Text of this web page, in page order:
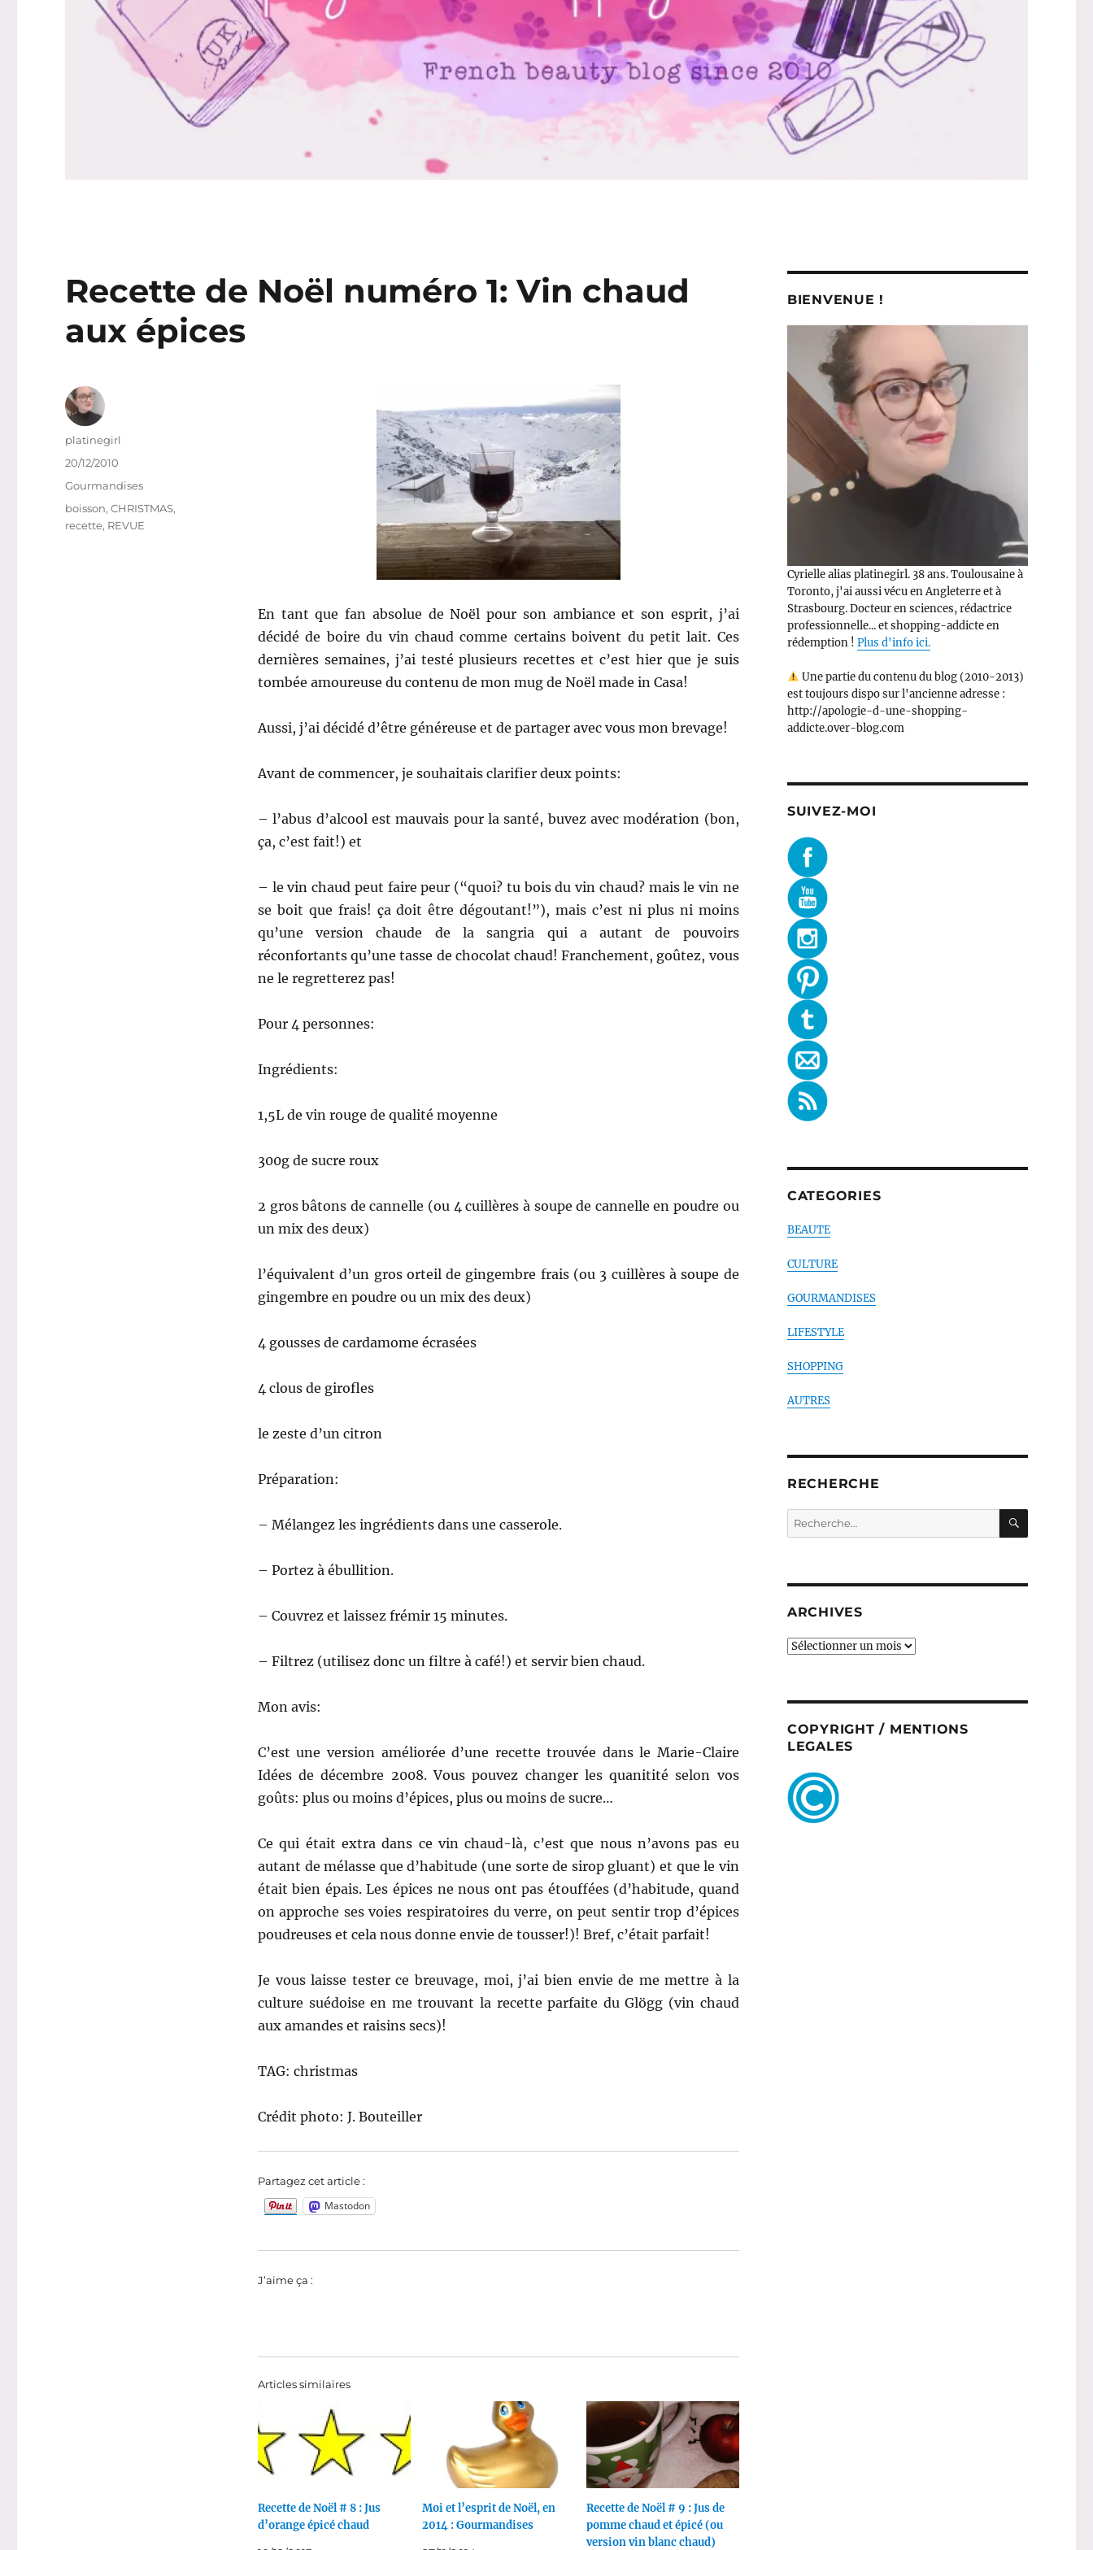
Recette de Noël numéro 1: Vin chaud
aux épices
En tant que fan absolue de Noël pour son ambiance et son esprit, j’ai
décidé de boire du vin chaud comme certains boivent du petit lait. Ces
dernières semaines, j’ai testé plusieurs recettes et c’est hier que je suis
tombée amoureuse du contenu de mon mug de Noël made in Casa!
Aussi, j’ai décidé d’être généreuse et de partager avec vous mon brevage!
Avant de commencer, je souhaitais clarifier deux points:
– l’abus d’alcool est mauvais pour la santé, buvez avec modération (bon,
ça, c’est fait!) et
– le vin chaud peut faire peur (“quoi? tu bois du vin chaud? mais le vin ne
se boit que frais! ça doit être dégoutant!”), mais c’est ni plus ni moins
qu’une version chaude de la sangria qui a autant de pouvoirs
réconfortants qu’une tasse de chocolat chaud! Franchement, goûtez, vous
ne le regretterez pas!
Pour 4 personnes:
Ingrédients:
1,5L de vin rouge de qualité moyenne
300g de sucre roux
2 gros bâtons de cannelle (ou 4 cuillères à soupe de cannelle en poudre ou
un mix des deux)
l’équivalent d’un gros orteil de gingembre frais (ou 3 cuillères à soupe de
gingembre en poudre ou un mix des deux)
4 gousses de cardamome écrasées
4 clous de girofles
le zeste d’un citron
Préparation:
– Mélangez les ingrédients dans une casserole.
– Portez à ébullition.
– Couvrez et laissez frémir 15 minutes.
– Filtrez (utilisez donc un filtre à café!) et servir bien chaud.
Mon avis:
C’est une version améliorée d’une recette trouvée dans le Marie-Claire
Idées de décembre 2008. Vous pouvez changer les quanitité selon vos
goûts: plus ou moins d’épices, plus ou moins de sucre…
Ce qui était extra dans ce vin chaud-là, c’est que nous n’avons pas eu
autant de mélasse que d’habitude (une sorte de sirop gluant) et que le vin
était bien épais. Les épices ne nous ont pas étouffées (d’habitude, quand
on approche ses voies respiratoires du verre, on peut sentir trop d’épices
poudreuses et cela nous donne envie de tousser!)! Bref, c’était parfait!
Je vous laisse tester ce breuvage, moi, j’ai bien envie de me mettre à la
culture suédoise en me trouvant la recette parfaite du Glögg (vin chaud
aux amandes et raisins secs)!
TAG: christmas
Crédit photo: J. Bouteiller
Partagez cet article :
Mastodon
J’aime ça :
Articles similaires
Recette de Noël # 8 : Jus
d’orange épicé chaud
Moi et l’esprit de Noël, en
2014 : Gourmandises
Recette de Noël # 9 : Jus de
pomme chaud et épicé (ou
version vin blanc chaud)
Auteur
platinegirl
Publié
20/12/2010
Catégories
Gourmandises
Étiquettes
boisson,CHRISTMAS,
recette, REVUE
BIENVENUE !
Cyrielle alias platinegirl. 38 ans. Toulousaine à
Toronto, j'ai aussi vécu en Angleterre et à
Strasbourg. Docteur en sciences, rédactrice
professionnelle... et shopping-addicte en
rédemption ! Plus d'info ici.
Une partie du contenu du blog (2010-2013)
est toujours dispo sur l'ancienne adresse :
http://apologie-d-une-shopping-
addicte.over-blog.com
SUIVEZ-MOI
CATEGORIES
BEAUTE
CULTURE
GOURMANDISES
LIFESTYLE
SHOPPING
AUTRES
RECHERCHE
Recherche
pour :
ARCHIVES
ARCHIVES
COPYRIGHT / MENTIONS
LEGALES